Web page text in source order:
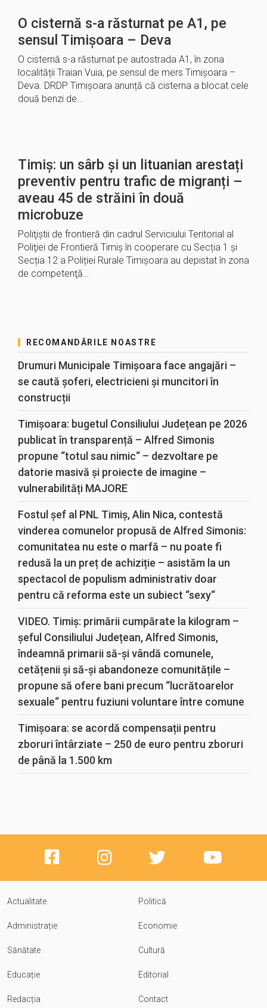
O cisternă s-a răsturnat pe A1, pe
sensul Timișoara – Deva
O cisternă s-a răsturnat pe autostrada A1, în zona
localității Traian Vuia, pe sensul de mers Timișoara –
Deva. DRDP Timișoara anunță că cisterna a blocat cele
două benzi de…
Timiș: un sârb și un lituanian arestați
preventiv pentru trafic de migranți –
aveau 45 de străini în două
microbuze
Poliţiştii de frontieră din cadrul Serviciului Teritorial al
Poliţiei de Frontieră Timiș în cooperare cu Secția 1 și
Secția 12 a Poliției Rurale Timișoara au depistat în zona
de competenţă…
RECOMANDĂRILE NOASTRE
Drumuri Municipale Timișoara face angajări –
se caută șoferi, electricieni și muncitori în
construcții
Timișoara: bugetul Consiliului Județean pe 2026
publicat în transparență – Alfred Simonis
propune “totul sau nimic“ – dezvoltare pe
datorie masivă și proiecte de imagine –
vulnerabilități MAJORE
Fostul șef al PNL Timiș, Alin Nica, contestă
vinderea comunelor propusă de Alfred Simonis:
comunitatea nu este o marfă – nu poate fi
redusă la un preț de achiziție – asistăm la un
spectacol de populism administrativ doar
pentru că reforma este un subiect “sexy“
VIDEO. Timiș: primării cumpărate la kilogram –
șeful Consiliului Județean, Alfred Simonis,
îndeamnă primarii să-și vândă comunele,
cetățenii și să-și abandoneze comunitățile –
propune să ofere bani precum “lucrătoarelor
sexuale“ pentru fuziuni voluntare între comune
Timișoara: se acordă compensații pentru
zboruri întârziate – 250 de euro pentru zboruri
de până la 1.500 km
Actualitate Politică
Administrație Economie
Sănătate Cultură
Educație Editorial
Redacția Contact